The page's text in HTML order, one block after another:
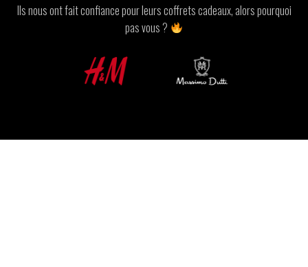
Ils nous ont fait confiance pour leurs coffrets cadeaux, alors pourquoi
pas vous ?